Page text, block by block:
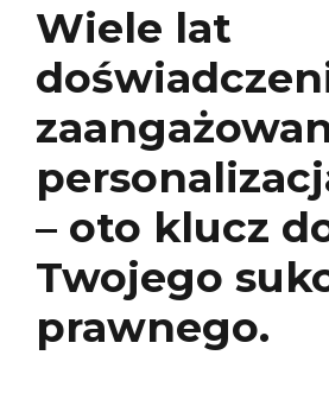
Wiele lat
– oto klucz
Twojego
prawnego.